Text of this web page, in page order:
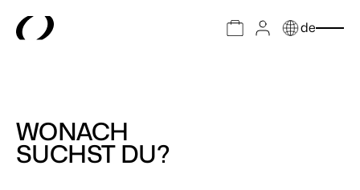
de
WONACH
SUCHST DU?